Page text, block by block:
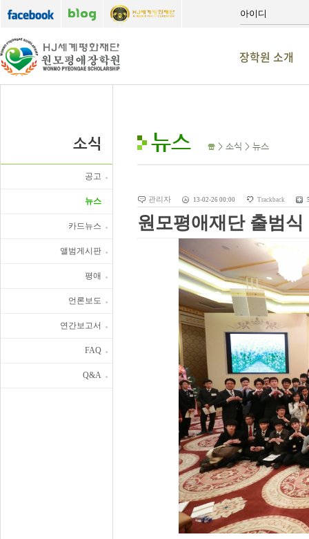
장학원 소개
소식
공고
뉴스
카드뉴스
앨범게시판
평애
언론보도
연간보고서
FAQ
Q&A
뉴스 > 소식 > 뉴스
관리자 13-02-26 00:00 Trackback
원모평애재단 출범